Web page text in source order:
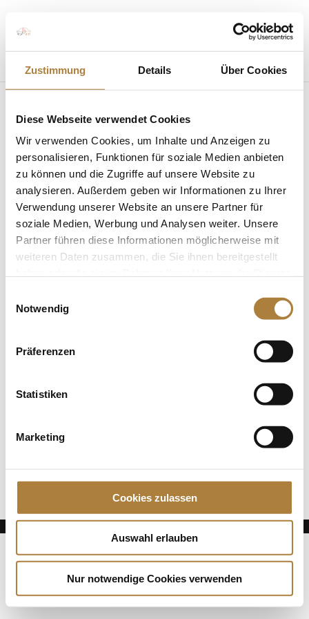
Zustimmung Details Über Cookies
Diese Webseite verwendet Cookies
Wir verwenden Cookies, um Inhalte und Anzeigen zu
personalisieren, Funktionen für soziale Medien anbieten
zu können und die Zugriffe auf unsere Website zu
analysieren. Außerdem geben wir Informationen zu Ihrer
Verwendung unserer Website an unsere Partner für
soziale Medien, Werbung und Analysen weiter. Unsere
Partner führen diese Informationen möglicherweise mit
weiteren Daten zusammen, die Sie ihnen bereitgestellt
Notwendig
Präferenzen
Statistiken
Marketing
Cookies zulassen
Auswahl erlauben
Nur notwendige Cookies verwenden
Seite wählen
FN-Info_Stewards
vonInsa Strothmann|11. Mai 2023
FN-Info_Stewards
Spenden
Springpokal
Weltmeister